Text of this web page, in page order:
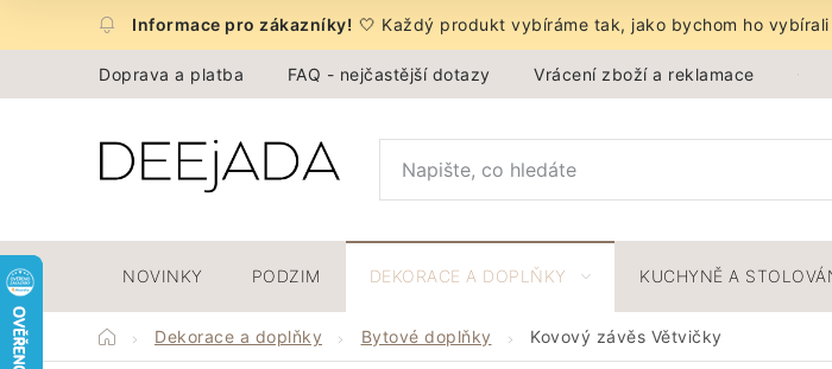
🤍 Každý produkt vybíráme tak, jako bychom ho
Doprava a platba FAQ - nejčastější dotazy Vrácení zboží a reklamace
NOVINKY PODZIM DEKORACE A DOPLŇKY KUCHYNĚ A
DomůDekorace a doplňky Bytové doplňky Kovový závěs Větvičky